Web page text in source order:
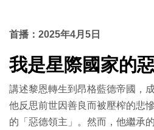
首播：2025年4月5日
我是星際國家的
講述黎恩轉生到昂格藍德帝國，
他反思前世因善良而被壓榨的悲
的「惡德領主」。然而，他繼承